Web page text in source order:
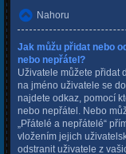
Nahoru
Jak můžu přidat nebo
nebo nepřátel?
Uživatele můžete přidat
na jméno uživatele se
najdete odkaz, pomocí
nebo nepřátel. Nebo
„Přátelé a nepřátelé“
vložením jejich
odstranit uživatele z